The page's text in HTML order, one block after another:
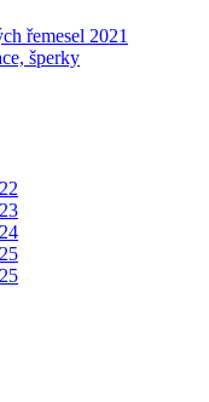
řemesel 2021
šperky